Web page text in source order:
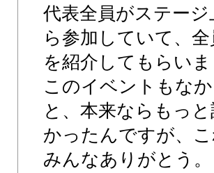
代表全員がステー
ら参加していて、
を紹介してもらい
このイベントもな
と、本来ならもっ
かったんですが、
みんなありがとう。